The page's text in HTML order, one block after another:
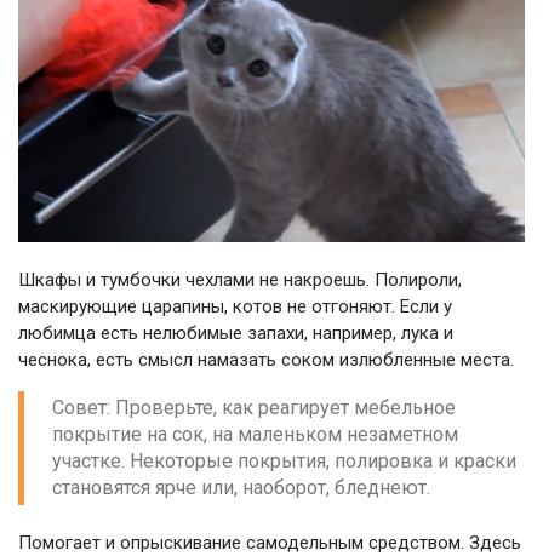
Шкафы и тумбочки чехлами не накроешь. Полироли,
маскирующие царапины, котов не отгоняют. Если у
любимца есть нелюбимые запахи, например, лука и
чеснока, есть смысл намазать соком излюбленные места.
Совет: Проверьте, как реагирует мебельное
покрытие на сок, на маленьком незаметном
участке. Некоторые покрытия, полировка и краски
становятся ярче или, наоборот, бледнеют.
Помогает и опрыскивание самодельным средством. Здесь